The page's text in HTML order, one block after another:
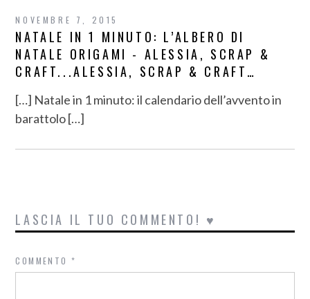
NOVEMBRE 7, 2015
NATALE IN 1 MINUTO: L’ALBERO DI
NATALE ORIGAMI - ALESSIA, SCRAP &
CRAFT...ALESSIA, SCRAP & CRAFT…
[…] Natale in 1 minuto: il calendario dell’avvento in
barattolo […]
LASCIA IL TUO COMMENTO! ♥
COMMENTO*